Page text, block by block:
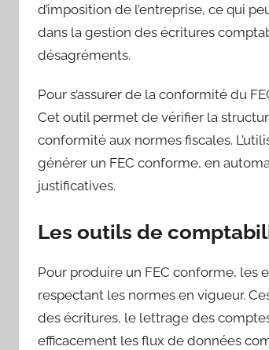
d’imposition de l’entreprise, ce qui
dans la gestion des écritures
désagréments.
Pour s’assurer de la conformité du
Cet outil permet de vérifier la
conformité aux normes fiscales.
générer un FEC conforme, en
justificatives.
Les outils de
Pour produire un FEC conforme, les
respectant les normes en vigueur.
des écritures, le lettrage des
efficacement les flux de données